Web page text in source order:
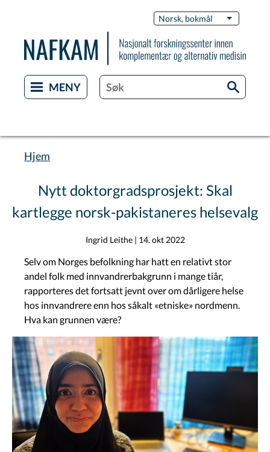
hovedinnhold
Norsk, bokmål List flere
Hjem
Nytt doktorgradsprosjekt: Skal
kartlegge norsk-pakistaneres helsevalg
Ingrid Leithe | 14. okt 2022
Selv om Norges befolkning har hatt en relativt stor
andel folk med innvandrerbakgrunn i mange tiår,
rapporteres det fortsatt jevnt over om dårligere helse
hos innvandrere enn hos såkalt «etniske» nordmenn.
Hva kan grunnen være?
Image